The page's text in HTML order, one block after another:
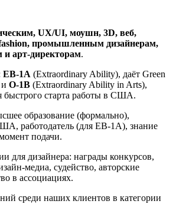
UX/UI, моушн, 3D, веб,
промышленным дизайнерам,
и арт-директорам.
EB-1A (Extraordinary Ability), даёт Green
иO-1B (Extraordinary Ability in Arts),
быстрого старта работы в США.
образование (формально),
работодатель (для EB-1A), знание
подачи.
для дизайнера: награды конкурсов,
медиа, судейство, авторские
в ассоциациях.
среди наших клиентов в категории